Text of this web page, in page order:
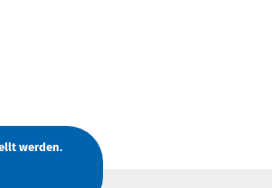
werden.